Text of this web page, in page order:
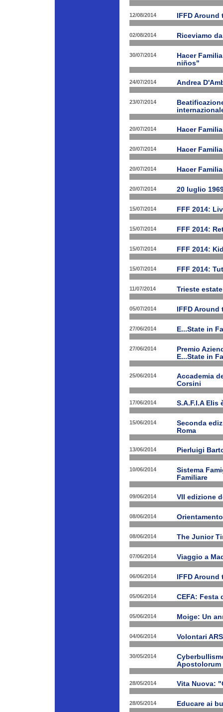
12/08/2014 IFFD
02/08/2014 Riceviamo
30/07/2014
Hacer
niños"
24/07/2014 Andrea
23/07/2014
20/07/2014 Hacer
20/07/2014 Hacer
20/07/2014 Hacer
20/07/2014 20 luglio
15/07/2014 FFF 2014:
15/07/2014 FFF 2014:
15/07/2014 FFF 2014:
15/07/2014 FFF 2014:
11/07/2014 Trieste
05/07/2014 IFFD
27/06/2014 E...State in
27/06/2014
Premio
E...State in
25/06/2014
Accademia
Corsini
17/06/2014 S.A.F.I.A Elis
15/06/2014
Seconda
Roma
13/06/2014 Pierluigi
10/06/2014
Sistema
Familiare
09/06/2014 VII edizione
08/06/2014
08/06/2014 The Junior
07/06/2014 Viaggio a
06/06/2014 IFFD
05/06/2014 CEFA: Festa
05/06/2014 Moige: Un
04/06/2014 Volontari
30/05/2014
Apostolorum
28/05/2014 Vita Nuova:
28/05/2014 Educare ai